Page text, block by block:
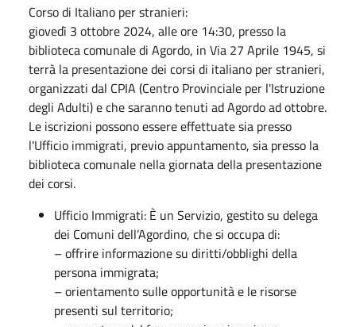
Corso di Italiano per stranieri:
giovedì 3 ottobre 2024, alle ore 14:30, presso la
biblioteca comunale di Agordo, in Via 27 Aprile 1945, si
terrà la presentazione dei corsi di italiano per stranieri,
organizzati dal CPIA (Centro Provinciale per l'Istruzione
degli Adulti) e che saranno tenuti ad Agordo ad ottobre.
Le iscrizioni possono essere effettuate sia presso
l'Ufficio immigrati, previo appuntamento, sia presso la
biblioteca comunale nella giornata della presentazione
dei corsi.
Ufficio Immigrati: È un Servizio, gestito su delega
dei Comuni dell’Agordino, che si occupa di:
– offrire informazione su diritti/obblighi della
persona immigrata;
– orientamento sulle opportunità e le risorse
presenti sul territorio;